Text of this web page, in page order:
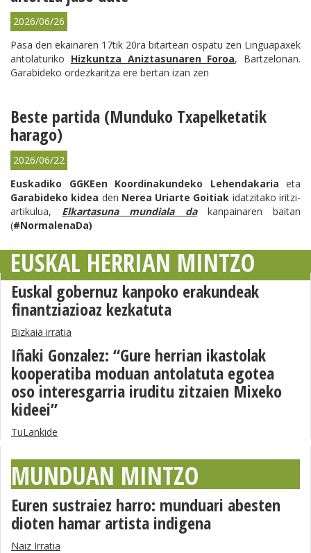
2026/06/26
Pasa den ekainaren 17tik 20ra bitartean ospatu zen Linguapaxek
antolaturiko Hizkuntza Aniztasunaren Foroa, Bartzelonan.
Garabideko ordezkaritza ere bertan izan zen
Beste partida (Munduko Txapelketatik
harago)
2026/06/22
Euskadiko GGKEen Koordinakundeko Lehendakaria eta
Garabideko kidea den Nerea Uriarte Goitiak idatzitako iritzi-
artikulua, Elkartasuna mundiala dakanpainaren baitan
(#NormalenaDa)
EUSKAL HERRIAN MINTZO
Euskal gobernuz kanpoko erakundeak
finantziazioaz kezkatuta
Bizkaia irratia
Iñaki Gonzalez: “Gure herrian ikastolak
kooperatiba moduan antolatuta egotea
oso interesgarria iruditu zitzaien Mixeko
kideei”
TuLankide
MUNDUAN MINTZO
Euren sustraiez harro: munduari abesten
dioten hamar artista indigena
Naiz Irratia